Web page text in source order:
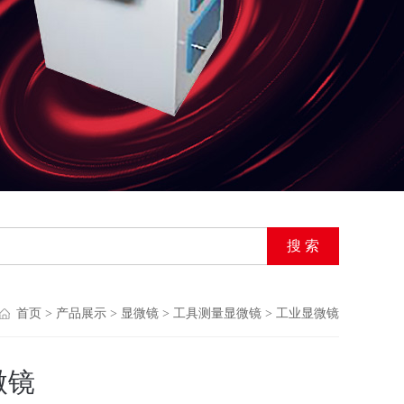
首页 > 产品展示 > 显微镜 > 工具测量显微镜 > 工业显微镜
镜